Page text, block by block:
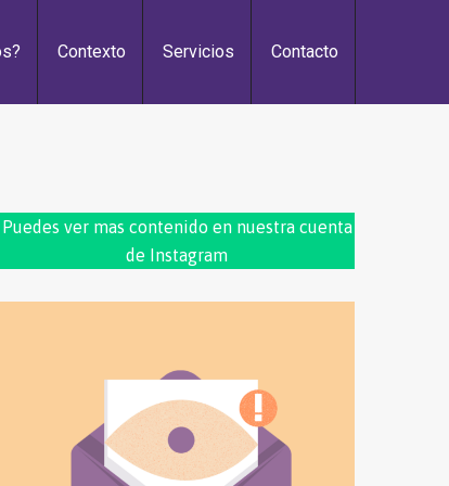
Contexto Servicios Contacto
Puedes ver mas contenido en nuestra cuenta
de Instagram